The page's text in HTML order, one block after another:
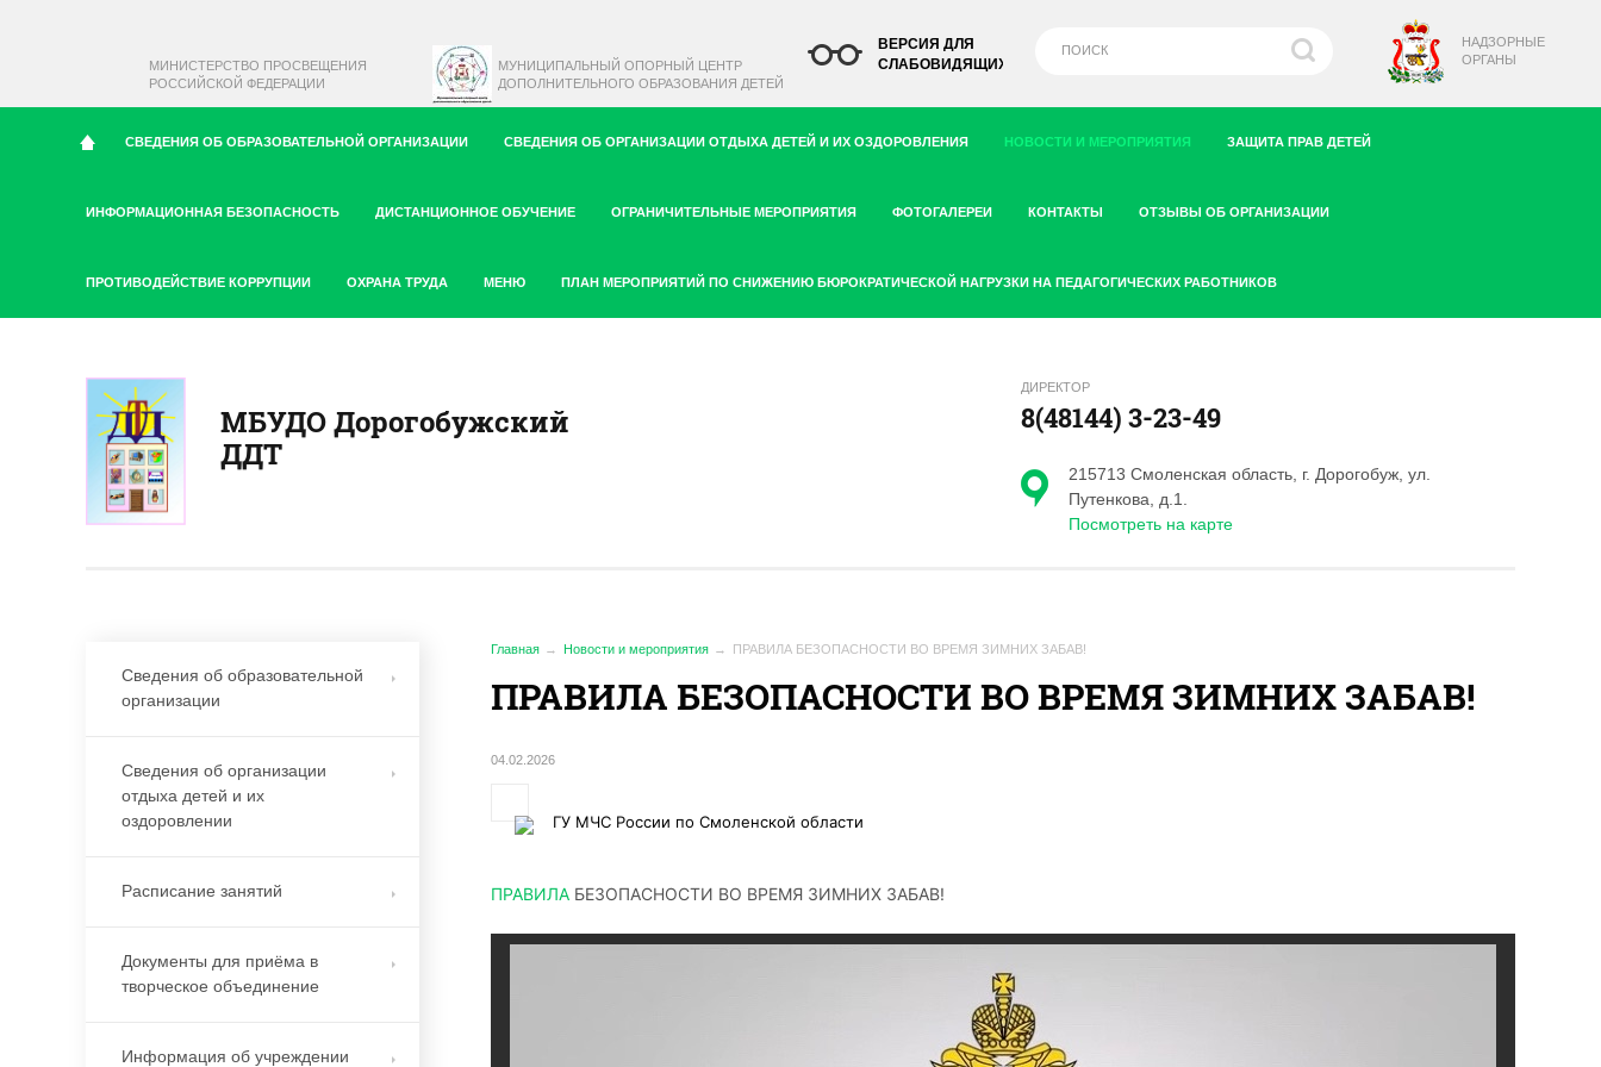
МИНИСТЕРСТВО ПРОСВЕЩЕНИЯ
РОССИЙСКОЙ ФЕДЕРАЦИИ
МУНИЦИПАЛЬНЫЙ ОПОРНЫЙ ЦЕНТР
ДОПОЛНИТЕЛЬНОГО ОБРАЗОВАНИЯ ДЕТЕЙ
НАДЗОРНЫЕ
ОРГАНЫ
ВЕРСИЯ ДЛЯ
СЛАБОВИДЯЩИХ
СВЕДЕНИЯ ОБ ОБРАЗОВАТЕЛЬНОЙ ОРГАНИЗАЦИИ СВЕДЕНИЯ ОБ ОРГАНИЗАЦИИ ОТДЫХА ДЕТЕЙ И ИХ ОЗДОРОВЛЕНИЯ НОВОСТИ И МЕРОПРИЯТИЯ ЗАЩИТА ПРАВ ДЕТЕЙ
ИНФОРМАЦИОННАЯ БЕЗОПАСНОСТЬ ДИСТАНЦИОННОЕ ОБУЧЕНИЕ ОГРАНИЧИТЕЛЬНЫЕ МЕРОПРИЯТИЯ ФОТОГАЛЕРЕИ КОНТАКТЫ ОТЗЫВЫ ОБ ОРГАНИЗАЦИИ
ПРОТИВОДЕЙСТВИЕ КОРРУПЦИИ ОХРАНА ТРУДА МЕНЮ ПЛАН МЕРОПРИЯТИЙ ПО СНИЖЕНИЮ БЮРОКРАТИЧЕСКОЙ НАГРУЗКИ НА ПЕДАГОГИЧЕСКИХ РАБОТНИКОВ
МБУДО Дорогобужский
ДДТ
ДИРЕКТОР
8(48144) 3-23-49
215713 Смоленская область, г. Дорогобуж, ул.
Путенкова, д.1.
Посмотреть на карте
Главная Новости и мероприятия ПРАВИЛА БЕЗОПАСНОСТИ ВО ВРЕМЯ ЗИМНИХ ЗАБАВ!
ПРАВИЛА БЕЗОПАСНОСТИ ВО ВРЕМЯ ЗИМНИХ ЗАБАВ!
04.02.2026
ГУ МЧС России по Смоленской области
ПРАВИЛА БЕЗОПАСНОСТИ ВО ВРЕМЯ ЗИМНИХ ЗАБАВ!
Сведения об образовательной
организации
Сведения об организации
отдыха детей и их
оздоровлении
Расписание занятий
Документы для приёма в
творческое объединение
Информация об учреждении